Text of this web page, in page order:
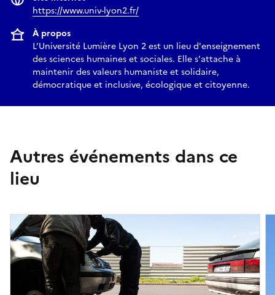
https://www.univ-lyon2.fr/
À propos
L’Université Lumière Lyon 2 est un lieu d'enseignement
des sciences humaines et sociales. Elle s'attache à
maintenir des valeurs humaniste et solidaire,
démocratique et inclusive, écologique et citoyenne.
Autres événements dans ce
lieu